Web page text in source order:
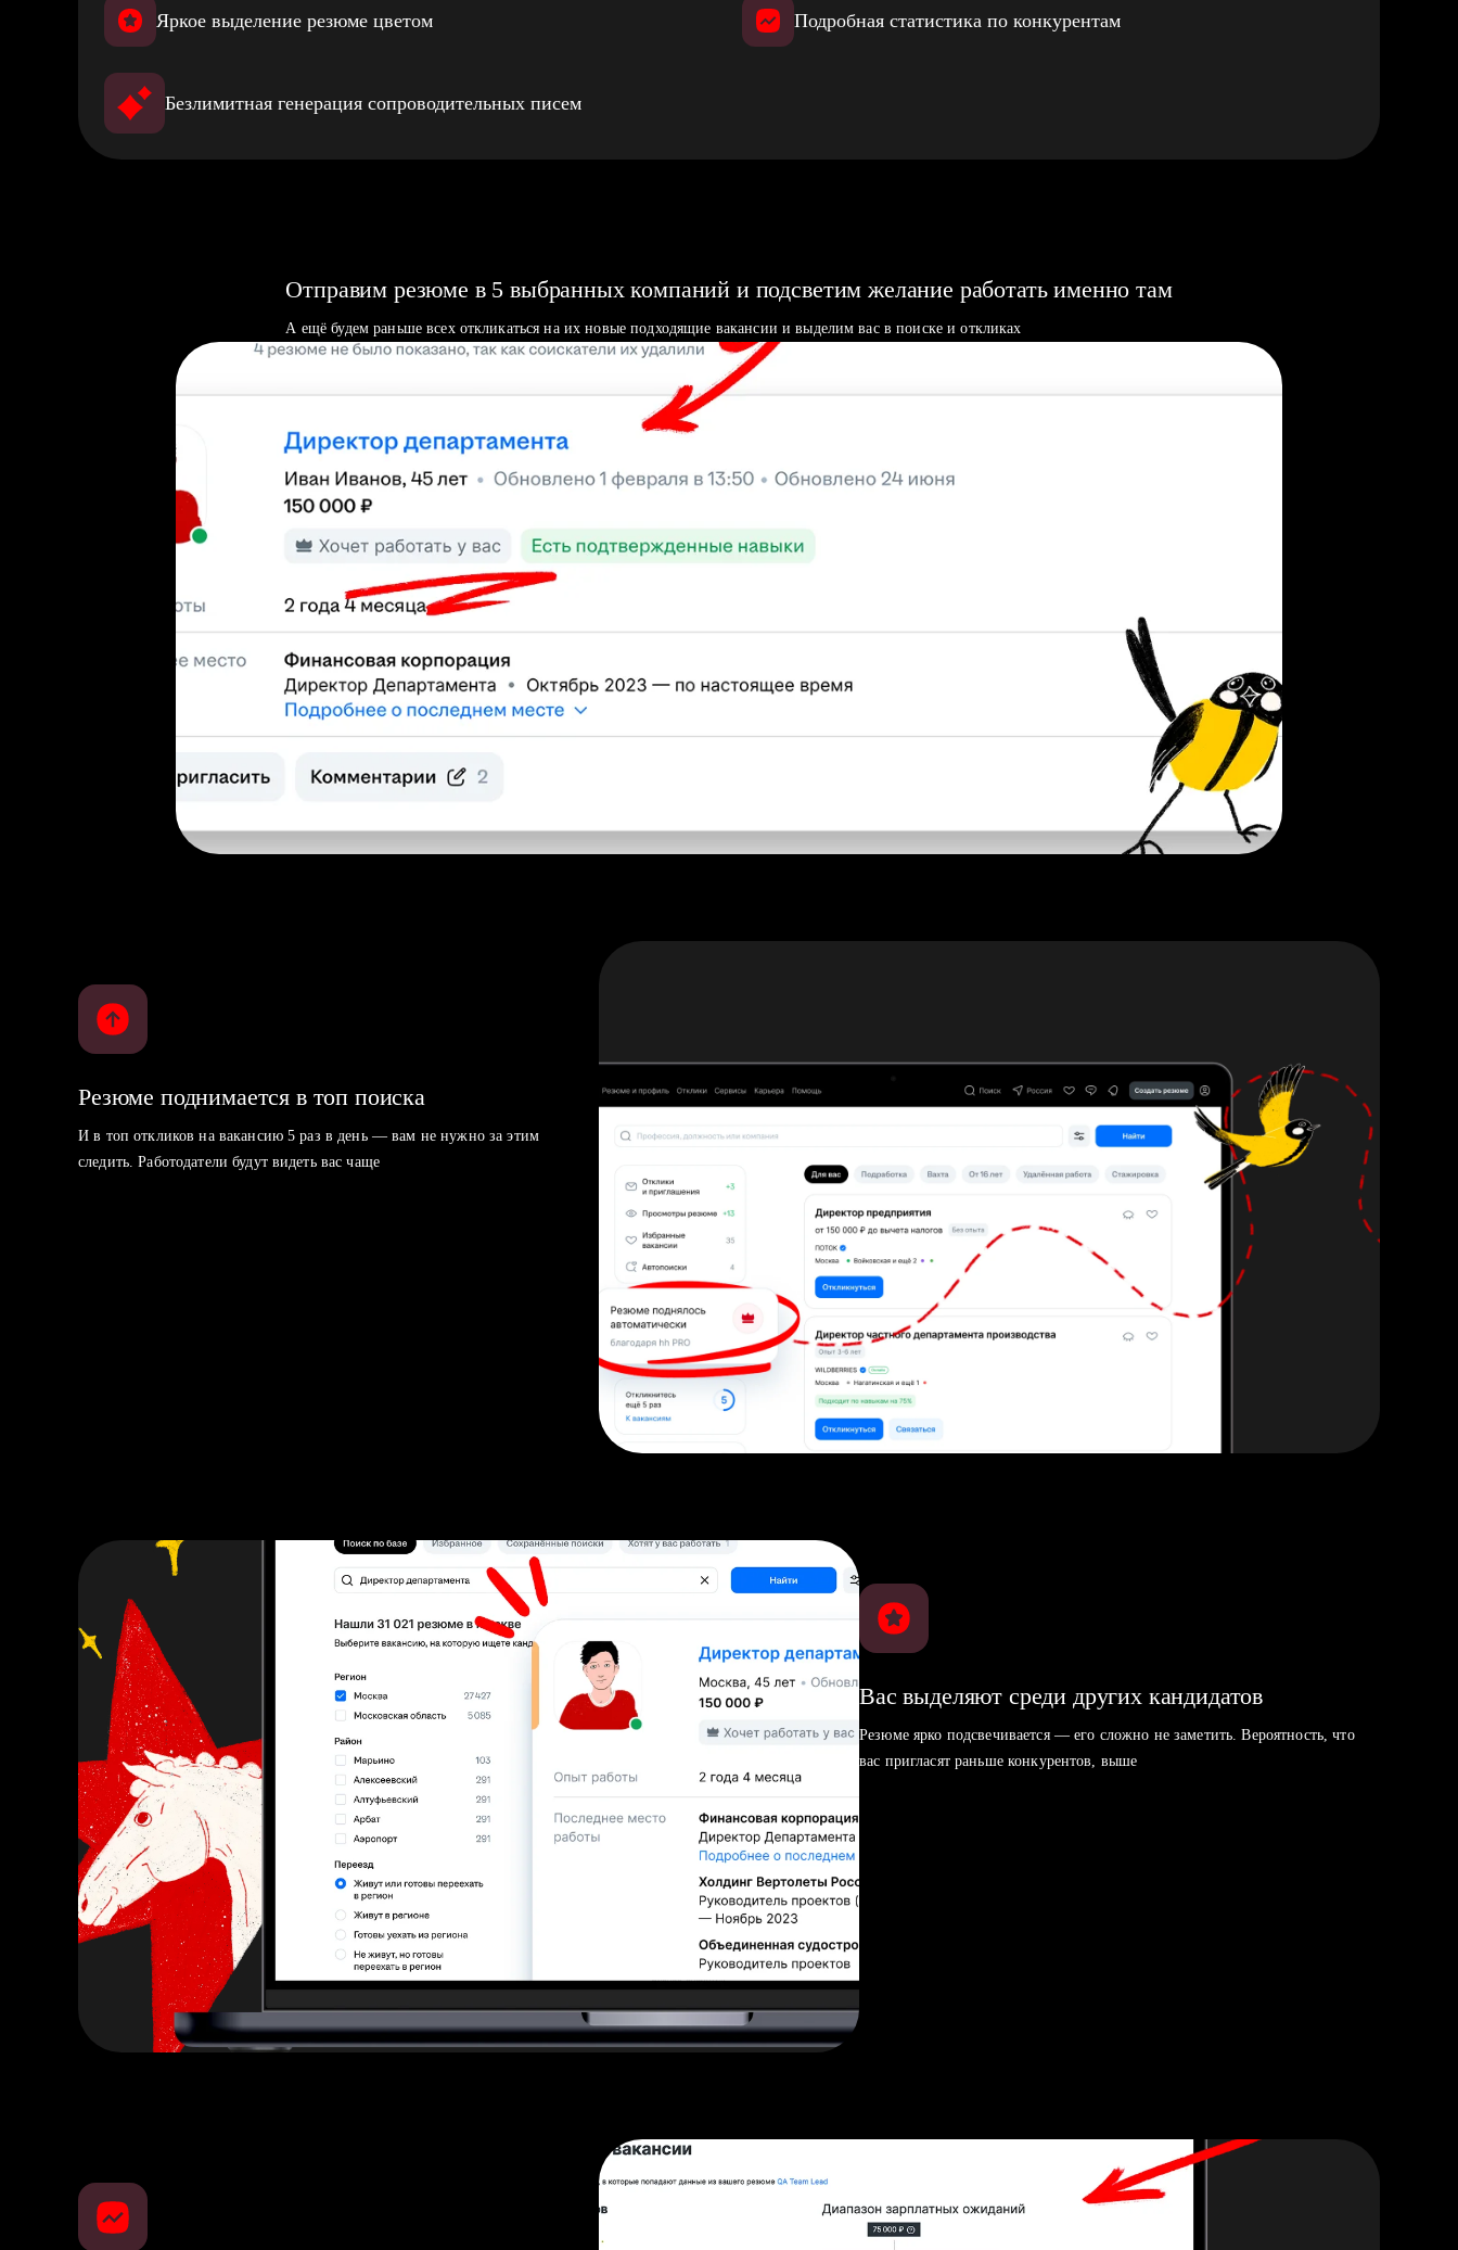
Яркое выделение резюме цветом Подробная статистика по конкурентам
Безлимитная генерация сопроводительных писем
Отправим резюме в 5 выбранных компаний и подсветим желание работать именно там
А ещё будем раньше всех откликаться на их новые подходящие вакансии и выделим вас в поиске и откликах
Резюме поднимается в топ поиска
И в топ откликов на вакансию 5 раз в день — вам не нужно за этим
следить. Работодатели будут видеть вас чаще
Вас выделяют среди других кандидатов
Резюме ярко подсвечивается — его сложно не заметить. Вероятность, что
вас пригласят раньше конкурентов, выше